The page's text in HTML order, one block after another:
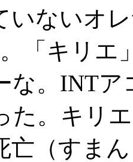
いないオ
「キリエ
な。INT
た。キリ
亡（すま